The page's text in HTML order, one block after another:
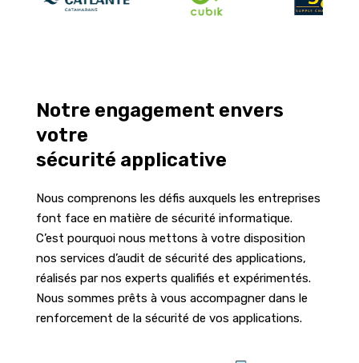
Notre engagement envers
votre
sécurité applicative
Nous comprenons les défis auxquels les entreprises
font face en matière de sécurité informatique.
C’est pourquoi nous mettons à votre disposition
nos services d’audit de sécurité des applications,
réalisés par nos experts qualifiés et expérimentés.
Nous sommes prêts à vous accompagner dans le
renforcement de la sécurité de vos applications.